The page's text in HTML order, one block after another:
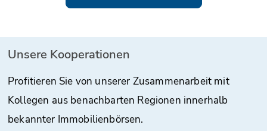
Unsere Kooperationen
Profitieren Sie von unserer Zusammenarbeit mit
Kollegen aus benachbarten Regionen innerhalb
bekannter Immobilienbörsen.